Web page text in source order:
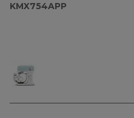
KMX754APP